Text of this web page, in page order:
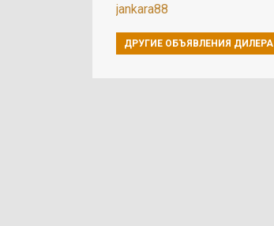
jankara88
ДРУГИЕ ОБЪЯВЛЕНИЯ ДИЛЕРА